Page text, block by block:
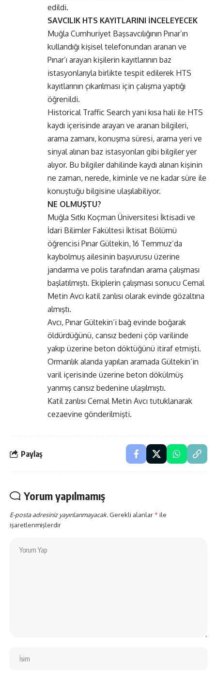
edildi.
SAVCILIK HTS KAYITLARINI İNCELEYECEK
Muğla Cumhuriyet Başsavcılığının Pınar’ın
kullandığı kişisel telefonundan aranan ve
Pınar’ı arayan kişilerin kayıtlarının baz
istasyonlarıyla birlikte tespit edilerek HTS
kayıtlarının çıkarılması için çalışma yaptığı
öğrenildi.
Historical Traffic Search yani kısa hali ile HTS
kaydı içerisinde arayan ve aranan bilgileri,
arama zamanı, konuşma süresi, arama yeri ve
sinyal alınan baz istasyonları gibi bilgiler yer
alıyor. Bu bilgiler dahilinde kaydı alınan kişinin
ne zaman, nerede, kiminle ve ne kadar süre ile
konuştuğu bilgisine ulaşılabiliyor.
NE OLMUŞTU?
Muğla Sıtkı Koçman Üniversitesi İktisadi ve
İdari Bilimler Fakültesi İktisat Bölümü
öğrencisi Pınar Gültekin, 16 Temmuz’da
kaybolmuş ailesinin başvurusu üzerine
jandarma ve polis tarafından arama çalışması
başlatılmıştı. Ekiplerin çalışması sonucu Cemal
Metin Avcı katil zanlısı olarak evinde gözaltına
almıştı.
Avcı, Pınar Gültekin’i bağ evinde boğarak
öldürdüğünü, cansız bedeni çöp varilinde
yakıp üzerine beton döktüğünü itiraf etmişti.
Ormanlık alanda yapılan aramada Gültekin’in
varil içerisinde üzerine beton dökülmüş
yanmış cansız bedenine ulaşılmıştı.
Katil zanlısı Cemal Metin Avcı tutuklanarak
cezaevine gönderilmişti.
Paylaş
Yorum yapılmamış
E-posta adresiniz yayınlanmayacak. Gerekli alanlar*ile
işaretlenmişlerdir